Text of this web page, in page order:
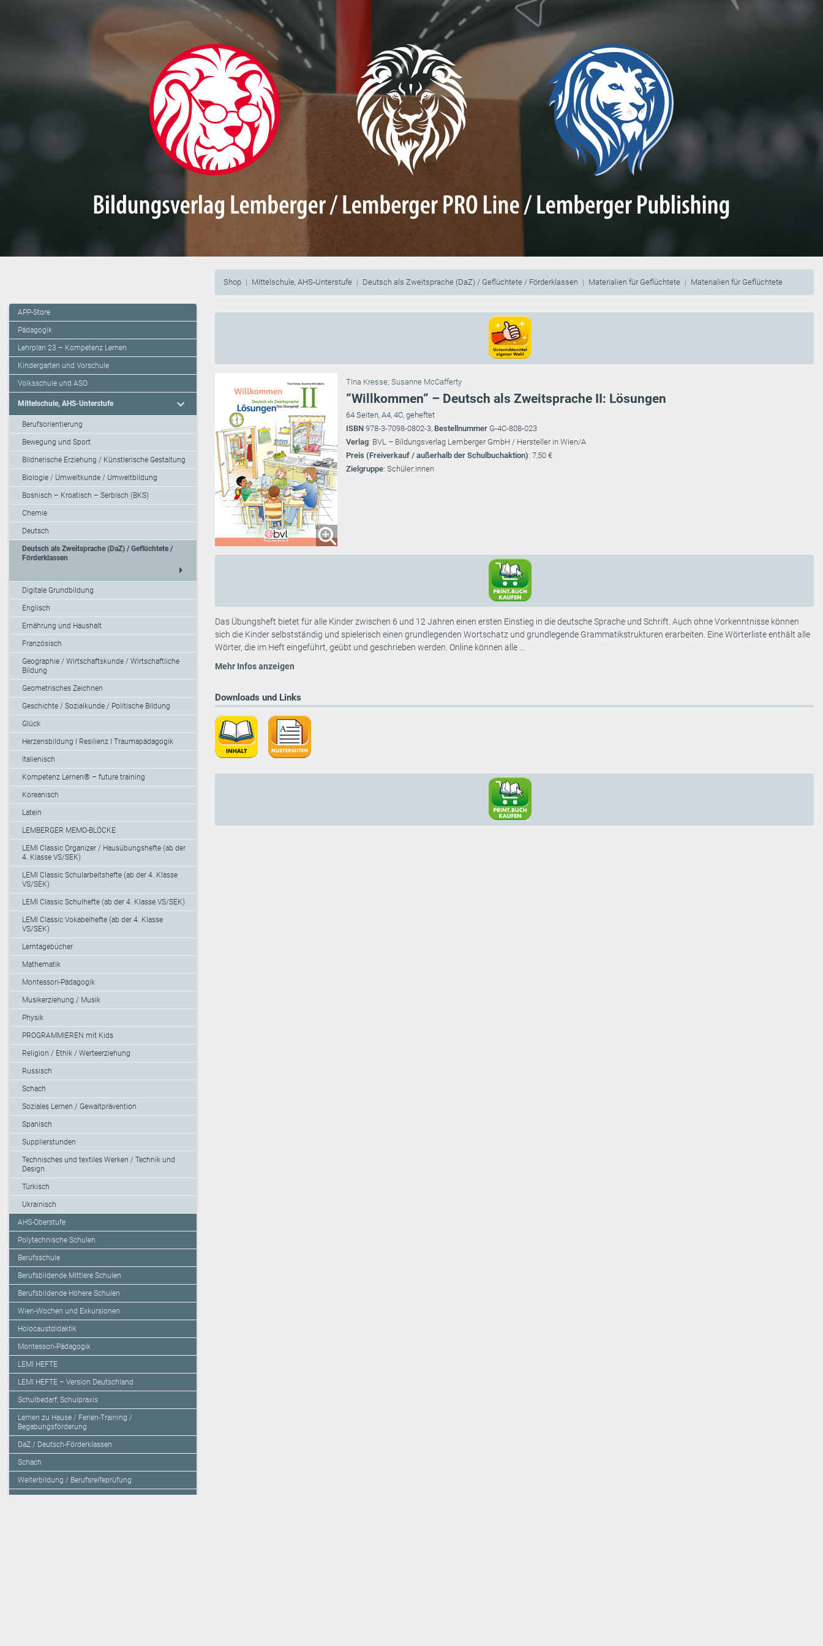
Shop Mittelschule, AHS-Unterstufe Deutsch als Zweitsprache (DaZ) / Geflüchtete / Förderklassen Materialien für Geflüchtete Materialien für Geflüchtete
APP-Store
Pädagogik
Lehrplan 23 – Kompetenz Lernen
Kindergarten und Vorschule
Volksschule und ASO
Mittelschule, AHS-Unterstufe expand_more
Berufsorientierung
Bewegung und Sport
Bildnerische Erziehung / Künstlerische Gestaltung
Biologie / Umweltkunde / Umweltbildung
Bosnisch – Kroatisch – Serbisch (BKS)
Chemie
Deutsch
Deutsch als Zweitsprache (DaZ) / Geflüchtete /
Förderklassen
arrow_right
Digitale Grundbildung
Englisch
Ernährung und Haushalt
Französisch
Geographie / Wirtschaftskunde / Wirtschaftliche
Bildung
Geometrisches Zeichnen
Geschichte / Sozialkunde / Politische Bildung
Glück
Herzensbildung I Resilienz I Traumapädagogik
Italienisch
Kompetenz Lernen® – future training
Koreanisch
Latein
LEMBERGER MEMO-BLÖCKE
LEMI Classic Organizer / Hausübungshefte (ab der
4. Klasse VS/SEK)
LEMI Classic Schularbeitshefte (ab der 4. Klasse
VS/SEK)
LEMI Classic Schulhefte (ab der 4. Klasse VS/SEK)
LEMI Classic Vokabelhefte (ab der 4. Klasse
VS/SEK)
Lerntagebücher
Mathematik
Montessori-Pädagogik
Musikerziehung / Musik
Physik
PROGRAMMIEREN mit Kids
Religion / Ethik / Werteerziehung
Russisch
Schach
Soziales Lernen / Gewaltprävention
Spanisch
Supplierstunden
Technisches und textiles Werken / Technik und
Design
Türkisch
Ukrainisch
AHS-Oberstufe
Polytechnische Schulen
Berufsschule
Berufsbildende Mittlere Schulen
Berufsbildende Höhere Schulen
Wien-Wochen und Exkursionen
Holocaustdidaktik
Montessori-Pädagogik
LEMI HEFTE
LEMI HEFTE – Version Deutschland
Schulbedarf, Schulpraxis
Lernen zu Hause / Ferien-Training /
Begabungsförderung
DaZ / Deutsch-Förderklassen
Schach
Weiterbildung / Berufsreifeprüfung
Sachbücher / Fachbücher / Tagungsbände
Tina Kresse; Susanne McCafferty
“Willkommen“ – Deutsch als Zweitsprache II: Lösungen
64 Seiten, A4, 4C, geheftet
ISBN 978-3-7098-0802-3, Bestellnummer G-4C-808-023
Verlag: BVL – Bildungsverlag Lemberger GmbH / Hersteller in Wien/A
Preis (Freiverkauf / außerhalb der Schulbuchaktion): 7,50 €
Zielgruppe: Schüler:innen
Das Übungsheft bietet für alle Kinder zwischen 6 und 12 Jahren einen ersten Einstieg in die deutsche Sprache und Schrift. Auch ohne Vorkenntnisse können
sich die Kinder selbstständig und spielerisch einen grundlegenden Wortschatz und grundlegende Grammatikstrukturen erarbeiten. Eine Wörterliste enthält alle
Wörter, die im Heft eingeführt, geübt und geschrieben werden. Online können alle ...
Mehr Infos anzeigen
Downloads und Links